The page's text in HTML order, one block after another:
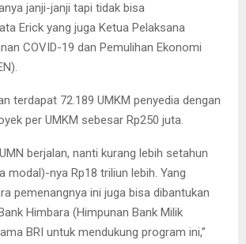
janji-janji tapi tidak bisa
Erick yang juga Ketua Pelaksana
COVID-19 dan Pemulihan Ekonomi
terdapat 72.189 UMKM penyedia dengan
per UMKM sebesar Rp250 juta.
berjalan, nanti kurang lebih setahun
modal)-nya Rp18 triliun lebih. Yang
pemenangnya ini juga bisa dibantukan
Himbara (Himpunan Bank Milik
BRI untuk mendukung program ini,”